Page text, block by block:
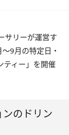
サリーが運営す
9月の特定日・
ティー」を開催
のドリン